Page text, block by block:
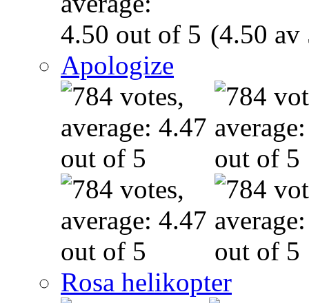
(4.50 av
Apologize
Rosa helikopter